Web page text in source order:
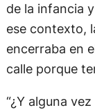
de la infancia
ese contexto,
encerraba en
calle porque
“¿Y alguna